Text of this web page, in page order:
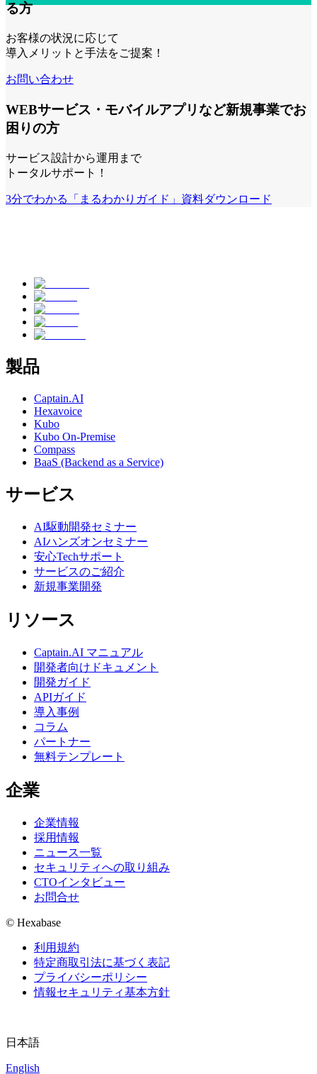
る方
お客様の状況に応じて
導入メリットと手法をご提案！
お問い合わせ
WEBサービス・モバイルアプリなど新規事業でお
困りの方
サービス設計から運用まで
トータルサポート！
3分でわかる「まるわかりガイド」 資料ダウンロード
製品
Captain.AI
Hexavoice
Kubo
Kubo On-Premise
Compass
BaaS (Backend as a Service)
サービス
AI駆動開発セミナー
AIハンズオンセミナー
安心Techサポート
サービスのご紹介
新規事業開発
リソース
Captain.AI マニュアル
開発者向けドキュメント
開発ガイド
APIガイド
導入事例
コラム
パートナー
無料テンプレート
企業
企業情報
採用情報
ニュース一覧
セキュリティへの取り組み
CTOインタビュー
お問合せ
© Hexabase
利用規約
特定商取引法に基づく表記
プライバシーポリシー
情報セキュリティ基本方針
日本語
English